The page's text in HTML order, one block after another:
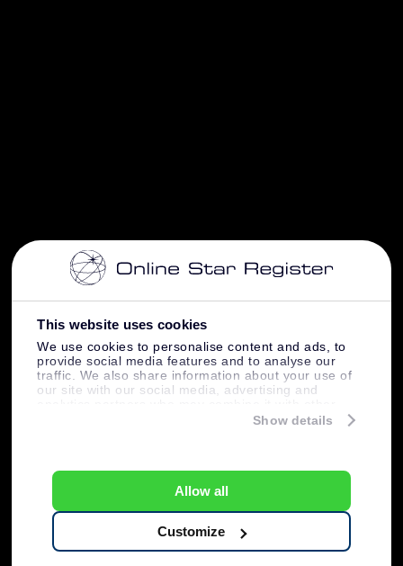
This website uses cookies
We use cookies to personalise content and ads, to
provide social media features and to analyse our
traffic. We also share information about your use of
our site with our social media, advertising and
information that you’ve provided to them or that
Show details
Allow all
Customize